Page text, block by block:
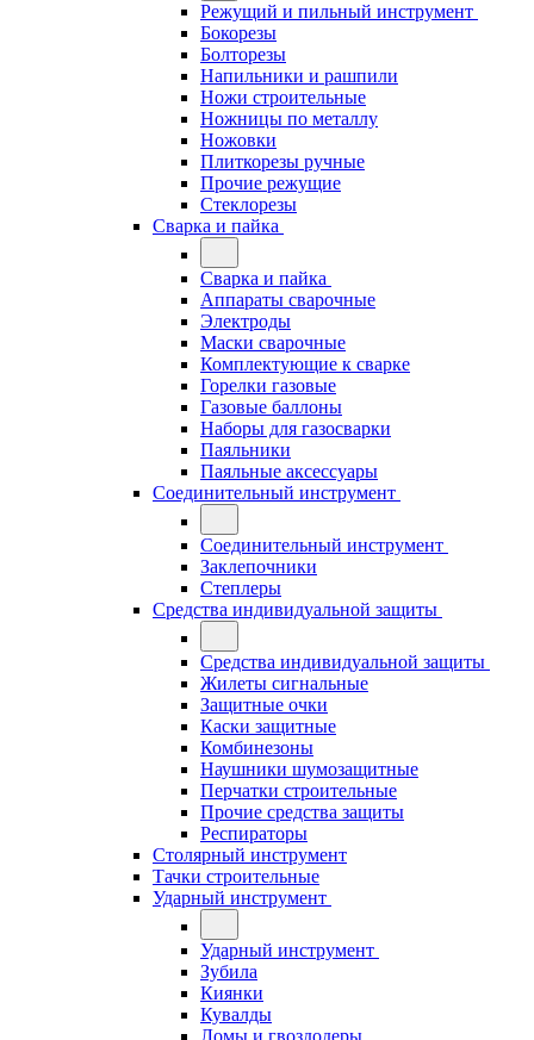
Режущий и пильный инструмент
Бокорезы
Болторезы
Напильники и рашпили
Ножи строительные
Ножницы по металлу
Ножовки
Плиткорезы ручные
Прочие режущие
Стеклорезы
Сварка и пайка
Сварка и пайка
Аппараты сварочные
Электроды
Маски сварочные
Комплектующие к сварке
Горелки газовые
Газовые баллоны
Наборы для газосварки
Паяльники
Паяльные аксессуары
Соединительный инструмент
Соединительный инструмент
Заклепочники
Степлеры
Средства индивидуальной защиты
Средства индивидуальной защиты
Жилеты сигнальные
Защитные очки
Каски защитные
Комбинезоны
Наушники шумозащитные
Перчатки строительные
Прочие средства защиты
Респираторы
Столярный инструмент
Тачки строительные
Ударный инструмент
Ударный инструмент
Зубила
Киянки
Кувалды
Ломы и гвоздодеры